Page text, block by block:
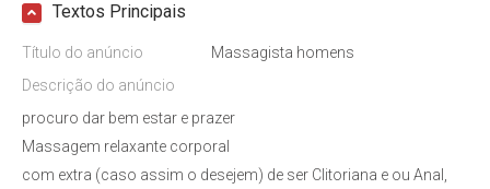
Textos Principais
Título do anúncio
Massagista homens
Descrição do anúncio
procuro dar bem estar e prazer
Massagem relaxante corporal
com extra (caso assim o desejem) de ser Clitoriana e ou Anal,